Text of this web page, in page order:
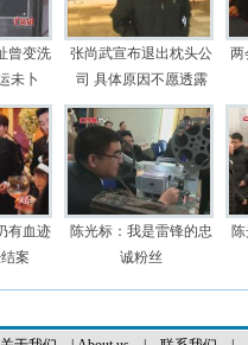
曾变洗
未卜
张尚武宣布退出枕头公
司 具体原因不愿透露
两
有血迹
案
陈光标：我是雷锋的忠
诚粉丝